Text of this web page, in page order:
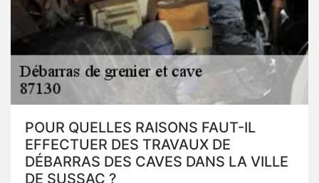
POUR QUELLES RAISONS FAUT-IL
EFFECTUER DES TRAVAUX DE
DÉBARRAS DES CAVES DANS LA VILLE
DE SUSSAC ?